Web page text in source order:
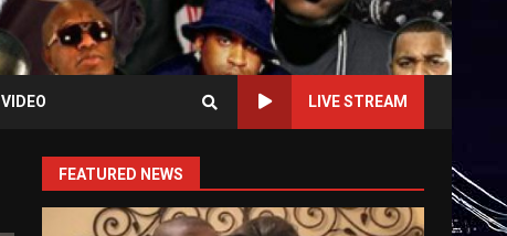
VIDEO LIVE STREAM
FEATURED NEWS